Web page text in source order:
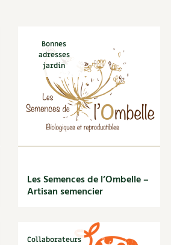
Feuilleter le
Actions pour la planète
Tous
La
BD :
Bonnes
adresses
jardin
Les Semences de l’Ombelle –
Artisan semencier
Collaborateurs